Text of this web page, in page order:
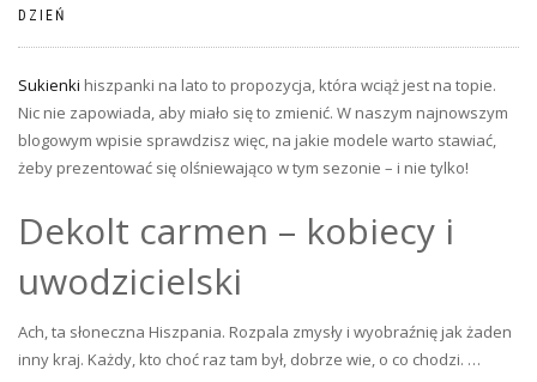
DZIEŃ
Sukienki hiszpanki na lato to propozycja, która wciąż jest na topie.
Nic nie zapowiada, aby miało się to zmienić. W naszym najnowszym
blogowym wpisie sprawdzisz więc, na jakie modele warto stawiać,
żeby prezentować się olśniewająco w tym sezonie – i nie tylko!
Dekolt carmen – kobiecy i
uwodzicielski
Ach, ta słoneczna Hiszpania. Rozpala zmysły i wyobraźnię jak żaden
inny kraj. Każdy, kto choć raz tam był, dobrze wie, o co chodzi. …